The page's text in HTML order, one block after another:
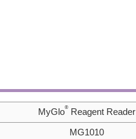
MyGlo® Reagent Reader
MG1010